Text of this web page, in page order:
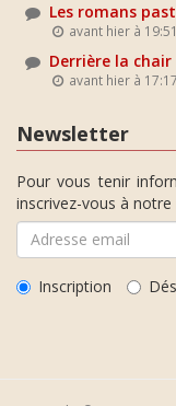
Les romans
avant hier à 19:51
Derrière la
avant hier à 17:17
Newsletter
Pour vous tenir
inscrivez-vous à
Inscription